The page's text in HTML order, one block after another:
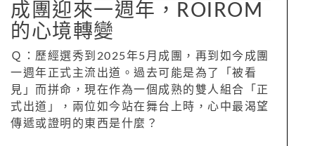
成團迎來一週年，ROIROM
的心境轉變
Ｑ：歷經選秀到2025年5月成團，再到如今成團
一週年正式主流出道。過去可能是為了「被看
見」而拼命，現在作為一個成熟的雙人組合「正
式出道」，兩位如今站在舞台上時，心中最渴望
傳遞或證明的東西是什麼？